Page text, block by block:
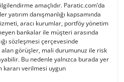
amaçlıdır. Paratic.com’da
danışmanlığı kapsamında
aracı kurumlar, portföy yönetim
bankalar ile müşteri arasında
sözleşmesi çerçevesinde
görüşler, mali durumunuz ile risk
Bu nedenle yalnızca burada yer
kararı verilmesi uygun